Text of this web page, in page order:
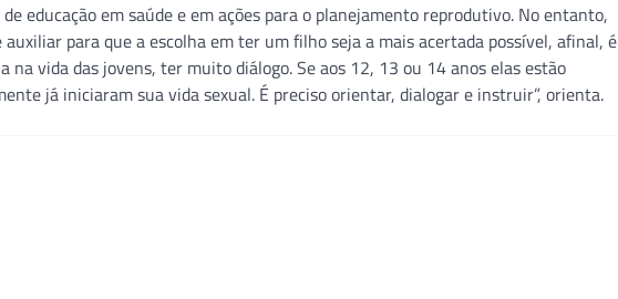
educação em saúde e em ações para o planejamento reprodutivo. No entanto,
para que a escolha em ter um filho seja a mais acertada possível, afinal, é
vida das jovens, ter muito diálogo. Se aos 12, 13 ou 14 anos elas estão
já iniciaram sua vida sexual. É preciso orientar, dialogar e instruir”, orienta.